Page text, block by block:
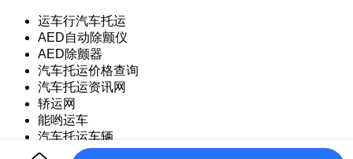
运车行汽车托运
AED自动除颤仪
AED除颤器
汽车托运价格查询
汽车托运资讯网
轿运网
能哟运车
汽车托运车辆